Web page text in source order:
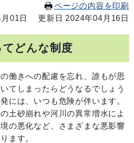
ページの内容を印刷
01日
更新日 2024年04月16日
どんな制度
働きへの配慮を忘れ、誰もが思
てしまったらどうなるでしょう
には、いつも危険が伴います。
土砂崩れや河川の異常増水によ
の悪化など、さまざまな悪影響
ます。